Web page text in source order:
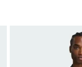
Op verlanglijst zetten